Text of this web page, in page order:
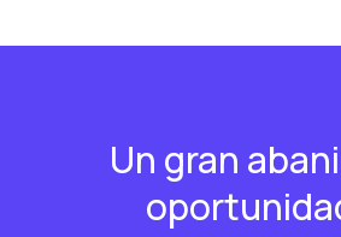
Un gran